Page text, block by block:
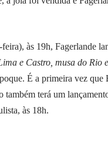
às 19h, Fagerlande
e Castro, musa do Rio
É a primeira vez
também terá um
às 18h.